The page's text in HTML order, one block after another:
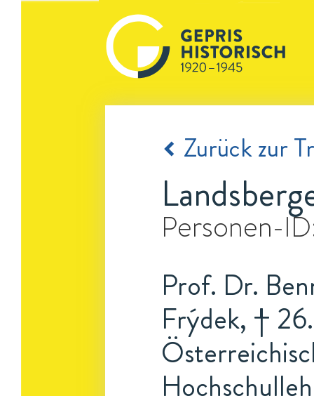
Zurück zur
Personen-
Prof. Dr.
Frýdek, †